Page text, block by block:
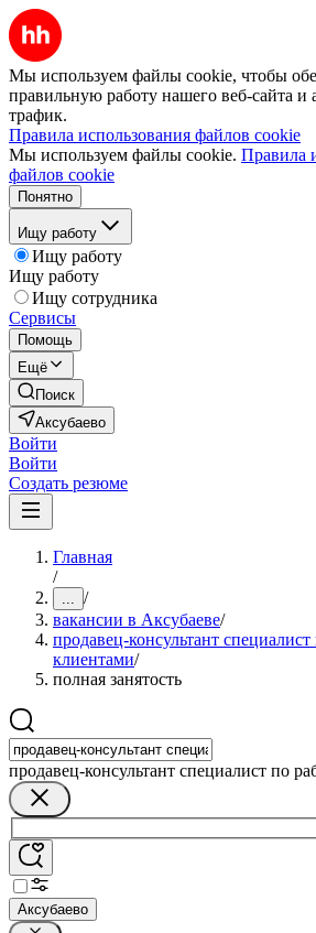
Мы используем файлы cookie, чтобы
правильную работу нашего веб-сайта и
трафик.
Правила использования файлов cookie
Мы используем файлы cookie. Правила
файлов cookie
Понятно
Ищу работу
Ищу работу
Ищу работу
Ищу сотрудника
Сервисы
Помощь
Ещё
Поиск
Аксубаево
Войти
Войти
Создать резюме
Главная
/
... /
вакансии в Аксубаеве/
продавец-консультант специалист
клиентами/
полная занятость
продавец-консультант специалист по
Аксубаево